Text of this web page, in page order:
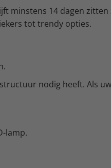
minstens 14 dagen
tot trendy opties.
nodig heeft. Als
lamp.